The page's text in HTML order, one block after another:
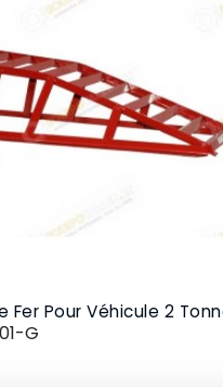
Fer Pour Véhicule 2
G